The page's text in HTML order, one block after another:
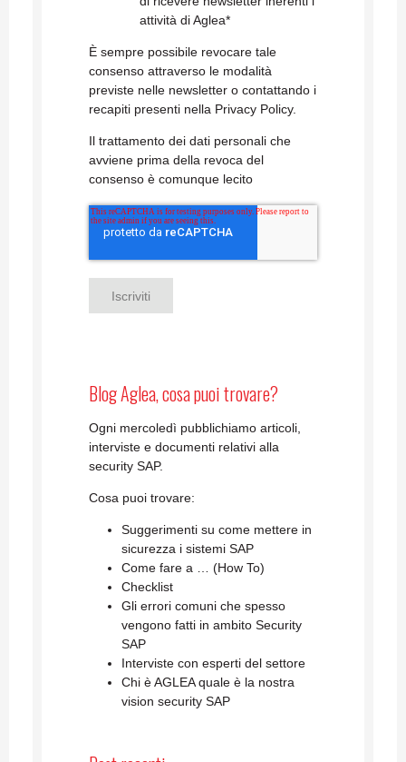
attività di Aglea*
È sempre possibile revocare tale
consenso attraverso le modalità
previste nelle newsletter o contattando i
recapiti presenti nella Privacy Policy.
Il trattamento dei dati personali che
avviene prima della revoca del
consenso è comunque lecito
Blog Aglea, cosa puoi trovare?
Ogni mercoledì pubblichiamo articoli,
interviste e documenti relativi alla
security SAP.
Cosa puoi trovare:
Suggerimenti su come mettere in
sicurezza i sistemi SAP
Come fare a … (How To)
Checklist
Gli errori comuni che spesso
vengono fatti in ambito Security
SAP
Interviste con esperti del settore
Chi è AGLEA quale è la nostra
vision security SAP